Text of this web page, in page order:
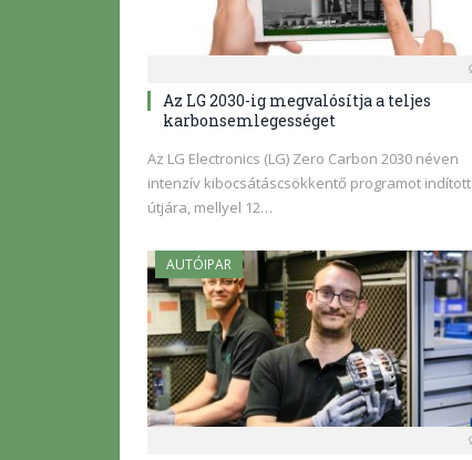
Az LG 2030-ig megvalósítja a teljes
karbonsemlegességet
Az LG Electronics (LG) Zero Carbon 2030 néven
intenzív kibocsátáscsökkentő programot indított
útjára, mellyel 12…
AUTÓIPAR